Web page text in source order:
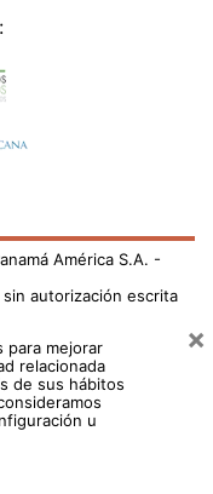
América S.A. -
autorización escrita
para mejorar
relacionada
de sus hábitos
u
×